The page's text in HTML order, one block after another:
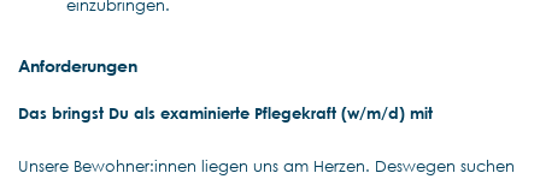
einzubringen.
Anforderungen
Das bringst Du als examinierte Pflegekraft (w/m/d) mit
Unsere Bewohner:innen liegen uns am Herzen. Deswegen suchen